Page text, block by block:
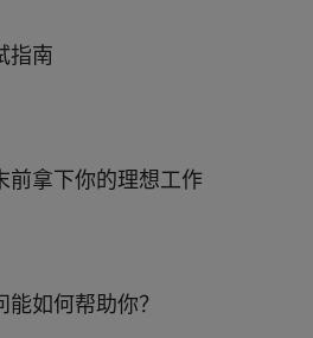
指南
前拿下你的理想工作
能如何帮助你？